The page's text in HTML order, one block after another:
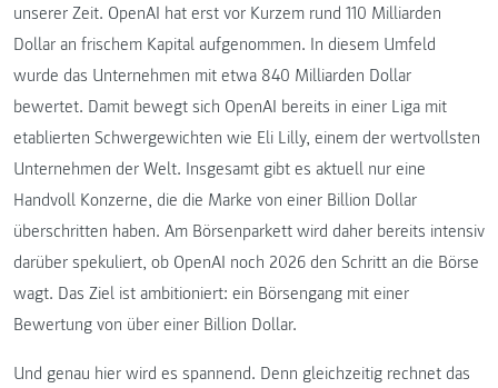
unserer Zeit. OpenAI hat erst vor Kurzem rund 110 Milliarden
Dollar an frischem Kapital aufgenommen. In diesem Umfeld
wurde das Unternehmen mit etwa 840 Milliarden Dollar
bewertet. Damit bewegt sich OpenAI bereits in einer Liga mit
etablierten Schwergewichten wie Eli Lilly, einem der wertvollsten
Unternehmen der Welt. Insgesamt gibt es aktuell nur eine
Handvoll Konzerne, die die Marke von einer Billion Dollar
überschritten haben. Am Börsenparkett wird daher bereits intensiv
darüber spekuliert, ob OpenAI noch 2026 den Schritt an die Börse
wagt. Das Ziel ist ambitioniert: ein Börsengang mit einer
Bewertung von über einer Billion Dollar.
Und genau hier wird es spannend. Denn gleichzeitig rechnet das